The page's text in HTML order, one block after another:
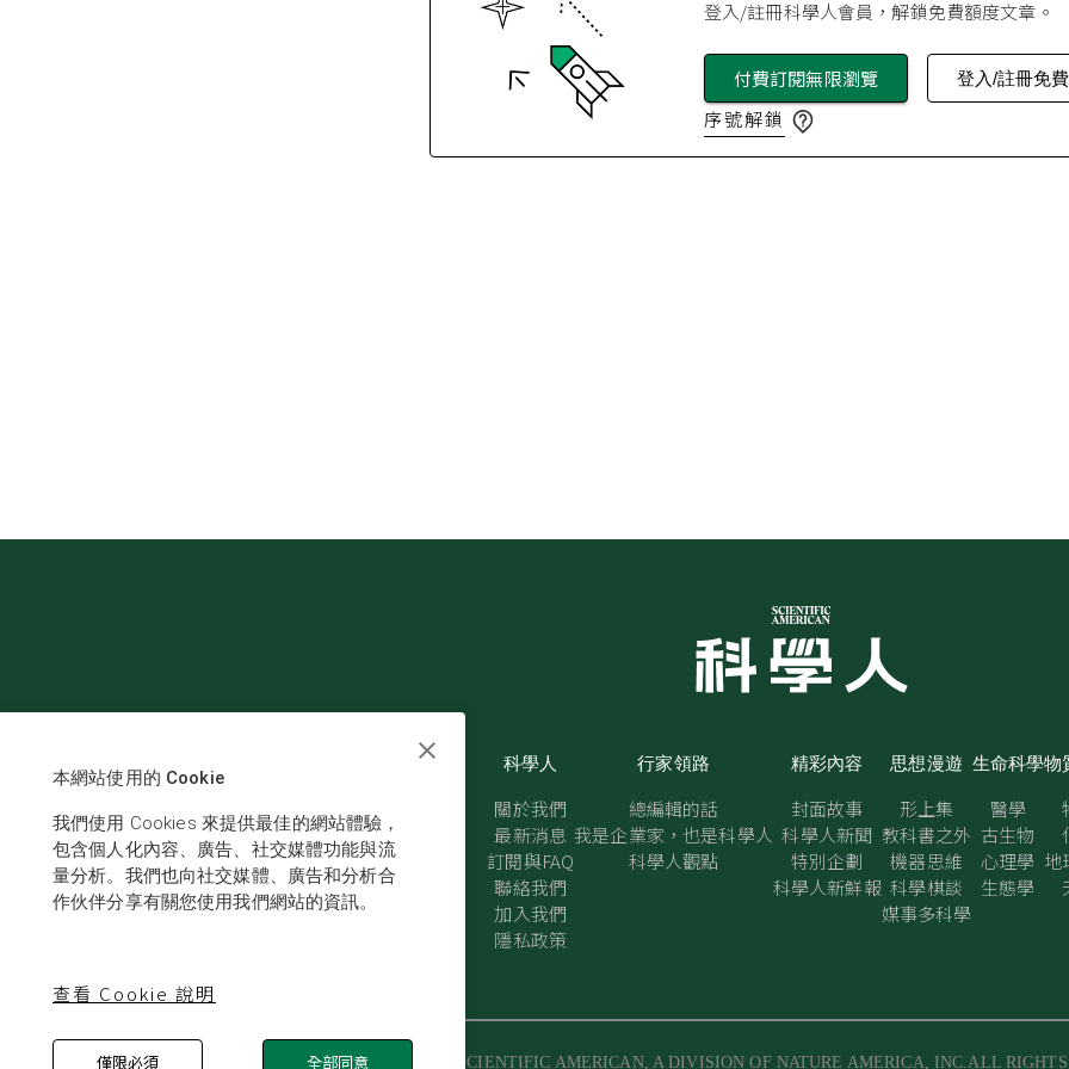
登入/註冊科學人會員，解鎖免費額度文章。
付費訂閱無限瀏覽 登入/註冊免
序號解鎖
科學人
關於我們
最新消息
訂閱與FAQ
聯絡我們
加入我們
隱私政策
行家領路
總編輯的話
我是企業家，也是科學人
科學人觀點
精彩內容
封面故事
科學人新聞
特別企劃
科學人新鮮報
思想漫遊
形上集
教科書之外
機器思維
科學棋談
媒事多科學
生命科學
醫學
古生物
心理學
生態學
物
地
© SCIENTIFIC AMERICAN, A DIVISION OF NATURE AMERICA, INC.ALL RIGHTS
本網站使用的 Cookie
我們使用 Cookies 來提供最佳的網站體驗，
包含個人化內容、廣告、社交媒體功能與流
量分析。我們也向社交媒體、廣告和分析合
作伙伴分享有關您使用我們網站的資訊。
查看 Cookie 說明
僅限必須 全部同意